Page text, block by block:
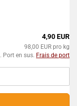
4,90 EUR
98,00 EUR pro kg
Port en sus. Frais de port